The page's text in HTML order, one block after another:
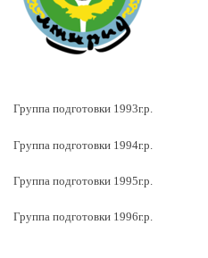
Группа подготовки 1993г.р.
Группа подготовки 1994г.р.
Группа подготовки 1995г.р.
Группа подготовки 1996г.р.